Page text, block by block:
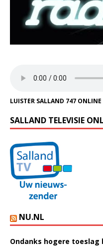
LUISTER SALLAND 747 ONLINE
SALLAND TELEVISIE
NU.NL
Ondanks hogere